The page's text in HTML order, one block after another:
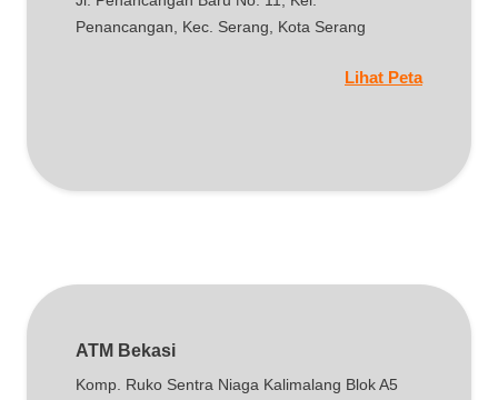
Penancangan, Kec. Serang, Kota Serang
Lihat Peta
ATM Bekasi
Komp. Ruko Sentra Niaga Kalimalang Blok A5